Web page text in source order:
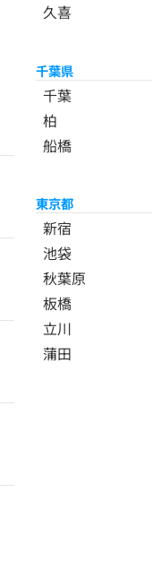
久喜
千葉県
千葉
柏
船橋
東京都
新宿
池袋
秋葉原
板橋
立川
蒲田